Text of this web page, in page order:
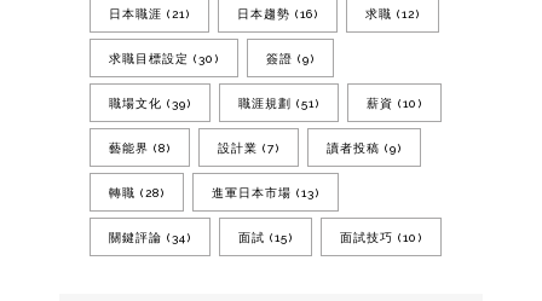
日本職涯 (21) 日本趨勢 (16) 求職 (12)
求職目標設定 (30) 簽證 (9)
職場文化 (39) 職涯規劃 (51) 薪資 (10)
藝能界 (8) 設計業 (7) 讀者投稿 (9)
轉職 (28) 進軍日本市場 (13)
關鍵評論 (34) 面試 (15) 面試技巧 (10)